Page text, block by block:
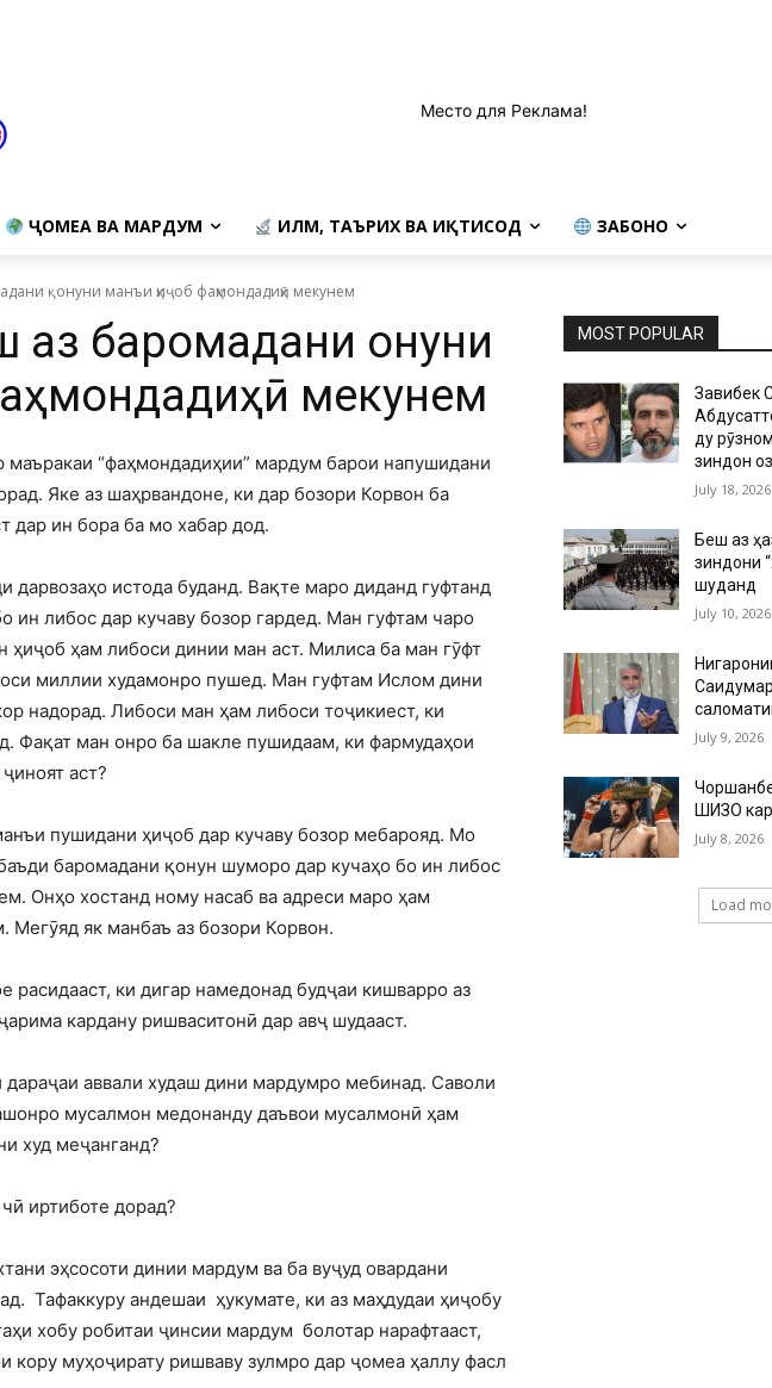
Место для Реклама!
ҶОМЕА ВА МАРДУМ ИЛМ, ТАЪРИХ ВА ИҚТИСОД ЗАБОНҲО
қонуни манъи ҳиҷоб фаҳмондадиҳӣ мекунем
баромадани қонуни
мекунем
маъракаи “фаҳмондадиҳии” мардум барои напушидани
Яке аз шаҳрвандоне, ки дар бозори Корвон ба
дар ин бора ба мо хабар дод.
дарвозаҳо истода буданд. Вақте маро диданд гуфтанд
либос дар кучаву бозор гардед. Ман гуфтам чаро
ҳам либоси динии ман аст. Милиса ба ман гӯфт
миллии худамонро пушед. Ман гуфтам Ислом дини
надорад. Либоси ман ҳам либоси тоҷикиест, ки
Фақат ман онро ба шакле пушидаам, ки фармудаҳои
аст?
пушидани ҳиҷоб дар кучаву бозор мебарояд. Мо
баромадани қонун шуморо дар кучаҳо бо ин либос
Онҳо хостанд ному насаб ва адреси маро ҳам
Мегӯяд як манбаъ аз бозори Корвон.
расидааст, ки дигар намедонад будҷаи кишварро аз
кардану ришваситонӣ дар авҷ шудааст.
аввали худаш дини мардумро мебинад. Саволи
мусалмон медонанду даъвои мусалмонӣ ҳам
худ меҷанганд?
иртиботе дорад?
эҳсосоти динии мардум ва ба вуҷуд овардани
Тафаккуру андешаи ҳукумате, ки аз маҳдудаи ҳиҷобу
хобу робитаи ҷинсии мардум болотар нарафтааст,
кору муҳоҷирату ришваву зулмро дар ҷомеа ҳаллу фасл
MOST POPULAR
Завқибек
ду
зиндон
July 18, 2026
Беш аз
зиндони
шуданд
July 10, 2026
July 9, 2026
ШИЗО
July 8, 2026
Load